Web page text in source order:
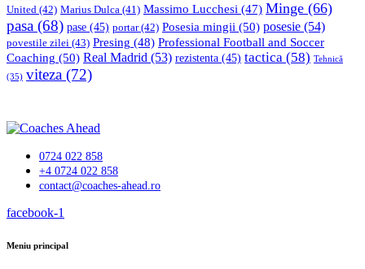
United (42) Marius Dulca (41) Massimo Lucchesi (47) Minge (66)
pasa (68) pase (45) portar(42) Posesia mingii (50) posesie (54)
povestile zilei (43) Presing (48) Professional Football and Soccer
Coaching (50) Real Madrid (53) rezistenta (45) tactica (58) Tehnică
(35) viteza (72)
0724 022 858
+4 0724 022 858
contact@coaches-ahead.ro
facebook-1
Meniu principal